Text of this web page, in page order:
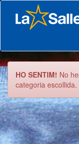
HO SENTIM! No
categoria escollida.